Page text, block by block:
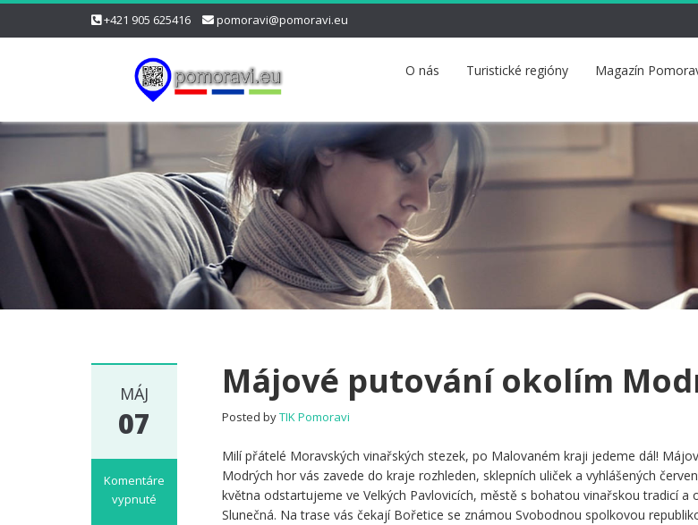
+421 905 625416 pomoravi@pomoravi.eu
O nás Turistické regióny Magazín
MÁJ
07
Komentáre
vypnuté
Májové putování okolím
Posted byTIK Pomoravi
Milí přátelé Moravských vinařských stezek, po Malovaném kraji jedeme dál!
Modrých hor vás zavede do kraje rozhleden, sklepních uliček a vyhlášených
května odstartujeme ve Velkých Pavlovicích, městě s bohatou vinařskou tradicí a
Slunečná. Na trase vás čekají Bořetice se známou Svobodnou spolkovou